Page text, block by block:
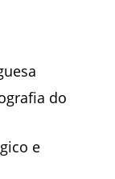
do
e